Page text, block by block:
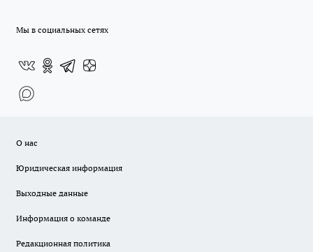
Мы в социальных сетях
О нас
Юридическая информация
Выходные данные
Информация о команде
Редакционная политика